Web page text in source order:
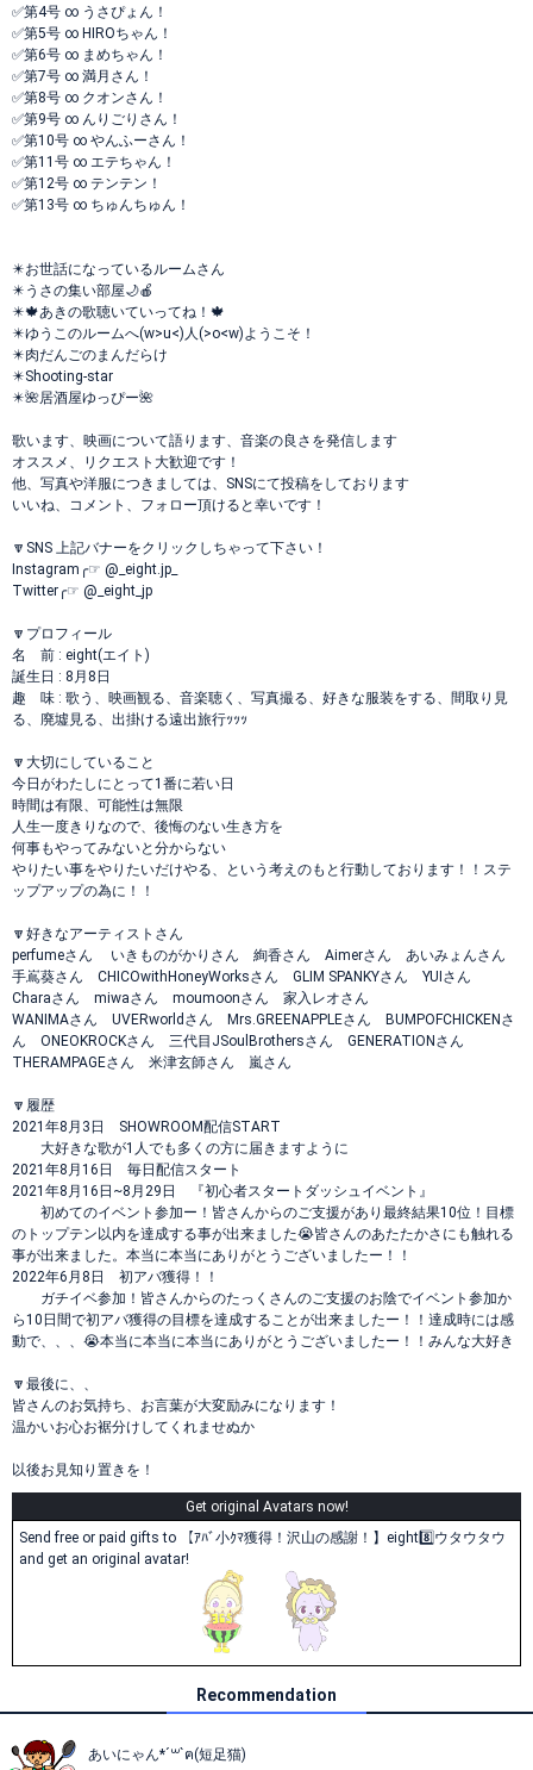
✅第4号 ∞ うさぴょん！
✅第5号 ∞ HIROちゃん！
✅第6号 ∞ まめちゃん！
✅第7号 ∞ 満月さん！
✅第8号 ∞ クオンさん！
✅第9号 ∞ んりごりさん！
✅第10号 ∞ やんふーさん！
✅第11号 ∞ エテちゃん！
✅第12号 ∞ テンテン！
✅第13号 ∞ ちゅんちゅん！
✴️お世話になっているルームさん
✴️うさの集い部屋🌙🍎
✴️🍁あきの歌聴いていってね！🍁
✴️ゆうこのルームへ(w>u<)人(>o<w)ようこそ！
✴️肉だんごのまんだらけ
✴️Shooting-star
✴️🌺居酒屋ゆっぴー🌺
歌います、映画について語ります、音楽の良さを発信します
オススメ、リクエスト大歓迎です！
他、写真や洋服につきましては、SNSにて投稿をしております
いいね、コメント、フォロー頂けると幸いです！
🔽SNS 上記バナーをクリックしちゃって下さい！
Instagram╭☞ @_eight.jp_
Twitter╭☞ @_eight_jp
🔽プロフィール
名 前 : eight(エイト)
誕生日 : 8月8日
趣 味 : 歌う、映画観る、音楽聴く、写真撮る、好きな服装をする、間取り見
る、廃墟見る、出掛ける遠出旅行ｯｯｯ
🔽大切にしていること
今日がわたしにとって1番に若い日
時間は有限、可能性は無限
人生一度きりなので、後悔のない生き方を
何事もやってみないと分からない
やりたい事をやりたいだけやる、という考えのもと行動しております！！ステ
ップアップの為に！！
🔽好きなアーティストさん
perfumeさん いきものがかりさん 絢香さん Aimerさん あいみょんさん
手嶌葵さん CHICOwithHoneyWorksさん GLIM SPANKYさん YUIさん
Charaさん miwaさん moumoonさん 家入レオさん
WANIMAさん UVERworldさん Mrs.GREENAPPLEさん BUMPOFCHICKENさ
ん ONEOKROCKさん 三代目JSoulBrothersさん GENERATIONさん
THERAMPAGEさん 米津玄師さん 嵐さん
🔽履歴
2021年8月3日 SHOWROOM配信START
大好きな歌が1人でも多くの方に届きますように
2021年8月16日 毎日配信スタート
2021年8月16日~8月29日 『初心者スタートダッシュイベント』
初めてのイベント参加ー！皆さんからのご支援があり最終結果10位！目標
のトップテン以内を達成する事が出来ました😭皆さんのあたたかさにも触れる
事が出来ました。本当に本当にありがとうございましたー！！
2022年6月8日 初アバ獲得！！
ガチイベ参加！皆さんからのたっくさんのご支援のお陰でイベント参加か
ら10日間で初アバ獲得の目標を達成することが出来ましたー！！達成時には感
動で、、、😭本当に本当に本当にありがとうございましたー！！みんな大好き
🔽最後に、、
皆さんのお気持ち、お言葉が大変励みになります！
温かいお心お裾分けしてくれませぬか
以後お見知り置きを！
Get original Avatars now!
Send free or paid gifts to 【ｱﾊﾞ小ｸﾏ獲得！沢山の感謝！】eight8️⃣ウタウタウ
and get an original avatar!
Recommendation
あいにゃん*´꒳`ฅ(短足猫)